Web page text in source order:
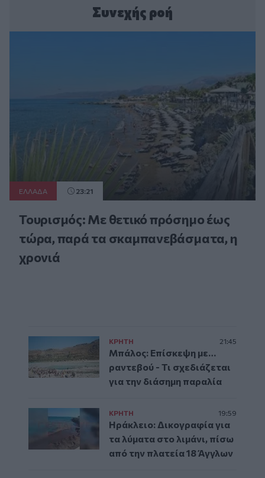
Συνεχής ροή
ΕΛΛAΔΑ 23:21
Τουρισμός: Με θετικό πρόσημο έως
τώρα, παρά τα σκαμπανεβάσματα, η
χρονιά
ΚΡΗΤΗ 21:45
Μπάλος: Επίσκεψη με…
ραντεβού - Τι σχεδιάζεται
για την διάσημη παραλία
ΚΡΗΤΗ 19:59
Ηράκλειο: Δικογραφία για
τα λύματα στο λιμάνι, πίσω
από την πλατεία 18 Άγγλων